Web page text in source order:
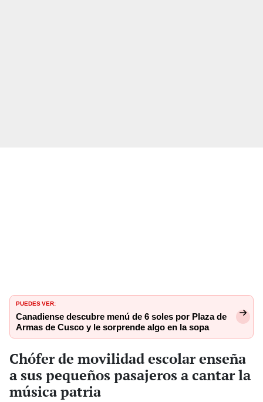
PUEDES VER:
Canadiense descubre menú de 6 soles por Plaza de
Armas de Cusco y le sorprende algo en la sopa
Chófer de movilidad escolar enseña
a sus pequeños pasajeros a cantar la
música patria